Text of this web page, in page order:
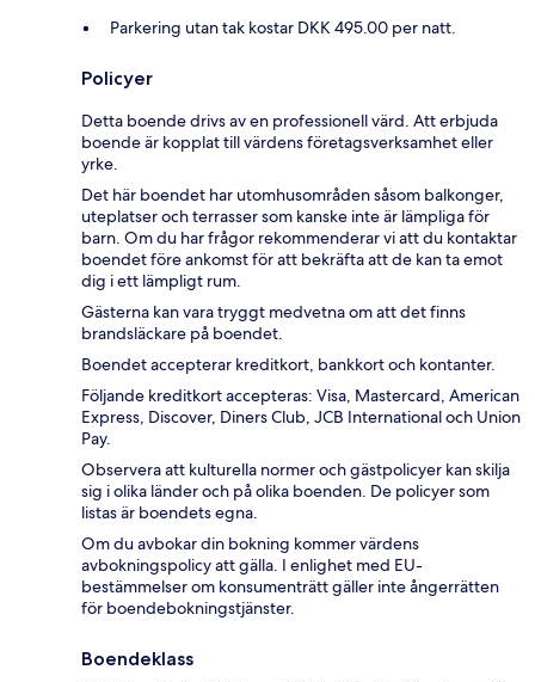
Parkering utan tak kostar DKK 495.00 per natt.
Policyer
Detta boende drivs av en professionell värd. Att erbjuda
boende är kopplat till värdens företagsverksamhet eller
yrke.
Det här boendet har utomhusområden såsom balkonger,
uteplatser och terrasser som kanske inte är lämpliga för
barn. Om du har frågor rekommenderar vi att du kontaktar
boendet före ankomst för att bekräfta att de kan ta emot
dig i ett lämpligt rum.
Gästerna kan vara tryggt medvetna om att det finns
brandsläckare på boendet.
Boendet accepterar kreditkort, bankkort och kontanter.
Följande kreditkort accepteras: Visa, Mastercard, American
Express, Discover, Diners Club, JCB International och Union
Pay.
Observera att kulturella normer och gästpolicyer kan skilja
sig i olika länder och på olika boenden. De policyer som
listas är boendets egna.
Om du avbokar din bokning kommer värdens
avbokningspolicy att gälla. I enlighet med EU-
bestämmelser om konsumenträtt gäller inte ångerrätten
för boendebokningstjänster.
Boendeklass